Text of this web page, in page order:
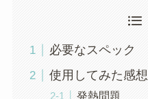
必要なスペック
使用してみた感想
発熱問題